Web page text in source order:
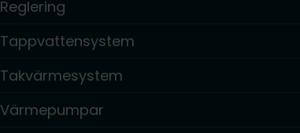
Reglering
Tappvattensystem
Takvärmesystem
Värmepumpar